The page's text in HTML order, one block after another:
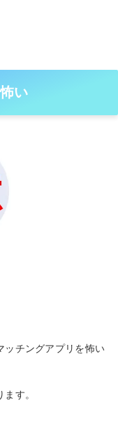
い
ッチングアプリを怖い
す。